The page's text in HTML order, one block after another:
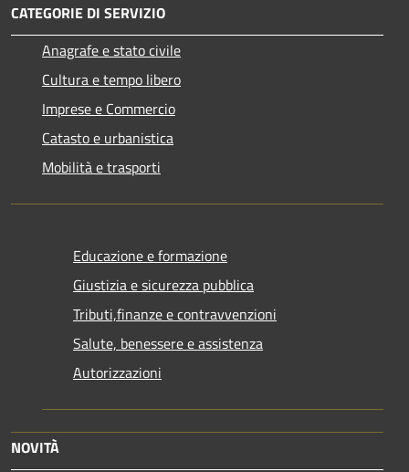
CATEGORIE DI SERVIZIO
Anagrafe e stato civile
Cultura e tempo libero
Imprese e Commercio
Catasto e urbanistica
Mobilità e trasporti
Educazione e formazione
Giustizia e sicurezza pubblica
Tributi,finanze e contravvenzioni
Salute, benessere e assistenza
Autorizzazioni
NOVITÀ